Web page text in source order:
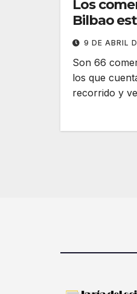
Los
Bilbao
9 DE ABRIL
Son 66
los que
recorrido y